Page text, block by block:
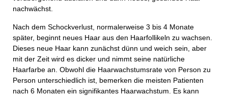
nachwächst.
Nach dem Schockverlust, normalerweise 3 bis 4 Monate
später, beginnt neues Haar aus den Haarfollikeln zu wachsen.
Dieses neue Haar kann zunächst dünn und weich sein, aber
mit der Zeit wird es dicker und nimmt seine natürliche
Haarfarbe an. Obwohl die Haarwachstumsrate von Person zu
Person unterschiedlich ist, bemerken die meisten Patienten
nach 6 Monaten ein signifikantes Haarwachstum. Es kann